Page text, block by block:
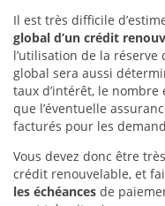
Il est très difficile
global d’un crédit
l’utilisation de la réserve
global sera aussi
taux d’intérêt, le
que l’éventuelle
facturés pour les
Vous devez donc être
crédit renouvelable, et
les échéances de